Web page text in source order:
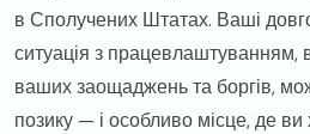
в Сполучених Штатах. Ваші
ситуація з
ваших заощаджень та боргів,
позику — і особливо місце, де ви